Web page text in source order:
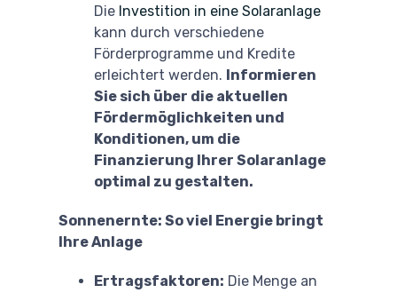
Die Investition in eine Solaranlage
kann durch verschiedene
Förderprogramme und Kredite
erleichtert werden. Informieren
Sie sich über die aktuellen
Fördermöglichkeiten und
Konditionen, um die
Finanzierung Ihrer Solaranlage
optimal zu gestalten.
Sonnenernte: So viel Energie bringt
Ihre Anlage
Ertragsfaktoren: Die Menge an